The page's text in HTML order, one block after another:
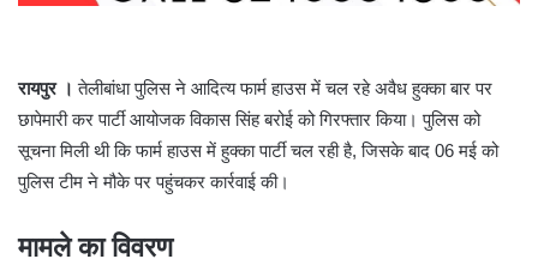
रायपुर । तेलीबांधा पुलिस ने आदित्य फार्म हाउस में चल रहे अवैध हुक्का बार पर
छापेमारी कर पार्टी आयोजक विकास सिंह बरोई को गिरफ्तार किया। पुलिस को
सूचना मिली थी कि फार्म हाउस में हुक्का पार्टी चल रही है, जिसके बाद 06 मई को
पुलिस टीम ने मौके पर पहुंचकर कार्रवाई की।
मामले का विवरण